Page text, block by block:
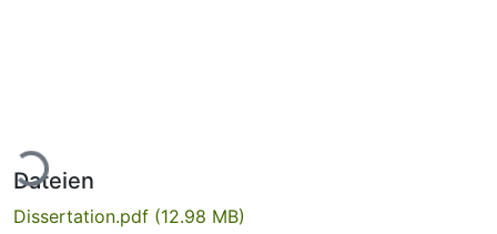
Lade...
Dateien
Dissertation.pdf (12.98 MB)